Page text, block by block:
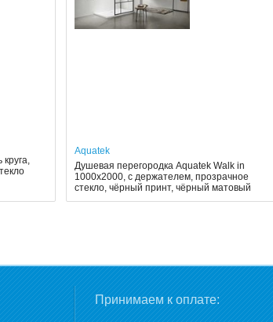
Aquatek
Душевая перегородка Aquatek Walk in
1000x2000, с держателем, прозрачное
стекло, чёрный принт, чёрный матовый
Принимаем к оплате: